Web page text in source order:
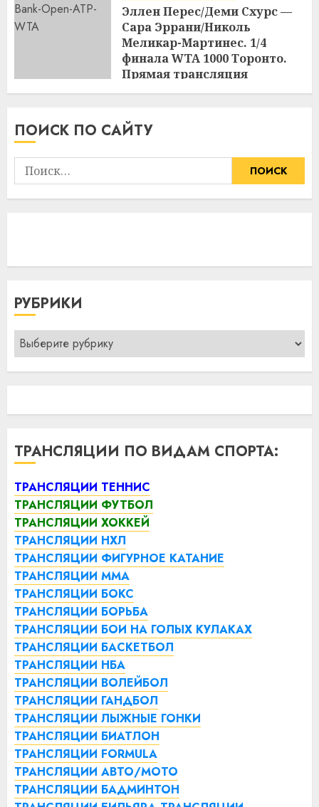
Эллен Перес/Деми Схурс —
Сара Эррани/Николь
Меликар-Мартинес. 1/4
финала WTA 1000 Торонто.
Прямая трансляция
09.08.2026 в 23:00
ПОИСК ПО САЙТУ
Найти:
РУБРИКИ
Рубрики
ТРАНСЛЯЦИИ ПО ВИДАМ СПОРТА:
ТРАНСЛЯЦИИ ТЕННИС
ТРАНСЛЯЦИИ ФУТБОЛ
ТРАНСЛЯЦИИ ХОККЕЙ
ТРАНСЛЯЦИИ НХЛ
ТРАНСЛЯЦИИ ФИГУРНОЕ КАТАНИЕ
ТРАНСЛЯЦИИ ММА
ТРАНСЛЯЦИИ БОКС
ТРАНСЛЯЦИИ БОРЬБА
ТРАНСЛЯЦИИ БОИ НА ГОЛЫХ КУЛАКАХ
ТРАНСЛЯЦИИ БАСКЕТБОЛ
ТРАНСЛЯЦИИ НБА
ТРАНСЛЯЦИИ ВОЛЕЙБОЛ
ТРАНСЛЯЦИИ ГАНДБОЛ
ТРАНСЛЯЦИИ ЛЫЖНЫЕ ГОНКИ
ТРАНСЛЯЦИИ БИАТЛОН
ТРАНСЛЯЦИИ FORMULA
ТРАНСЛЯЦИИ АВТО/МОТО
ТРАНСЛЯЦИИ БАДМИНТОН